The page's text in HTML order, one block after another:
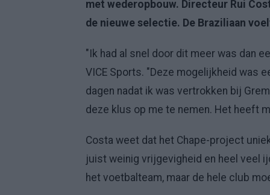
met wederopbouw. Directeur Rui
de nieuwe selectie. De Braziliaan
"Ik had al snel door dit meer was dan
VICE Sports. "Deze mogelijkheid was
dagen nadat ik was vertrokken bij
deze klus op me te nemen. Het heeft
Costa weet dat het Chape-project
juist weinig vrijgevigheid en heel veel
het voetbalteam, maar de hele club